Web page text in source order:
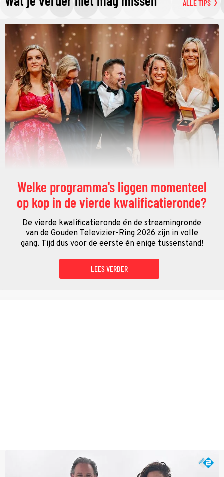
ALLE TIPS
Welke programma's liggen momenteel
op kop in de vierde kwalificatieronde?
De vierde kwalificatieronde én de streamingronde
van de Gouden Televizier-Ring 2026 zijn in volle
gang. Tijd dus voor de eerste én enige tussenstand!
LEES VERDER